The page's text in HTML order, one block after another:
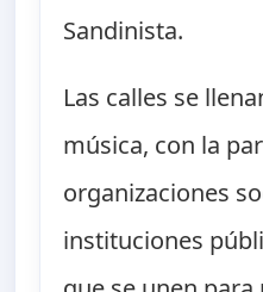
Sandinista.
Las calles se
música, con la
organizaciones
instituciones